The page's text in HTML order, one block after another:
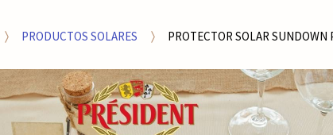
PRODUCTOS SOLARES PROTECTOR SOLAR SUNDOWN